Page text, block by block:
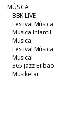
MÚSICA
BBK LIVE
Festival Música
Música Infantil
Música
Festival Música
Musical
365 Jazz Bilbao
Musiketan